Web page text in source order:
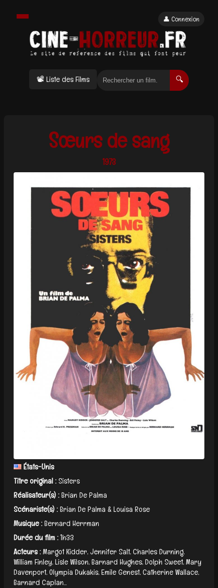
📽 Liste des Films 🔍
👤 Connexion
Sœurs de sang
1973
États-Unis
Titre original :Sisters
Réalisateur(s) :Brian De Palma
Scénariste(s) :Brian De Palma & Louisa Rose
Musique :Bernard Herrman
Durée du film :1h33
Acteurs :Margot Kidder, Jennifer Salt, Charles Durning,
William Finley, Lisle Wilson, Barnard Hughes, Dolph Sweet, Mary
Davenport, Olympia Dukakis, Emile Genest, Catherine Wallace,
Barnard Caplan...